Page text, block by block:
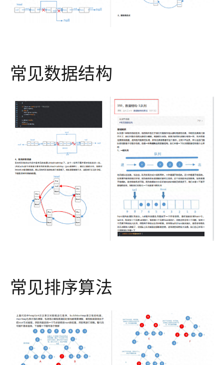
常见数据结构
常见排序算法